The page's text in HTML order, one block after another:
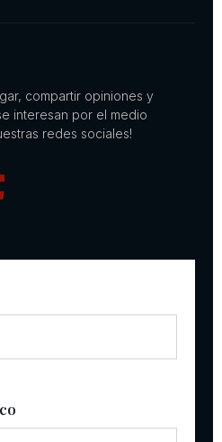
compartir opiniones y
interesan por el medio
redes sociales!